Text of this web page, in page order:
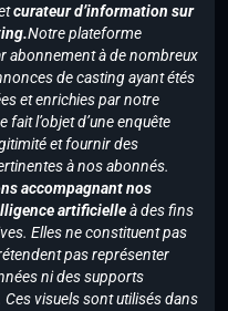
curateur d’information sur
Notre plateforme
abonnement à de nombreux
de casting ayant étés
et enrichies par notre
fait l’objet d’une enquête
et fournir des
à nos abonnés.
accompagnant nos
artificielleà des fins
Elles ne constituent pas
pas représenter
ni des supports
visuels sont utilisés dans